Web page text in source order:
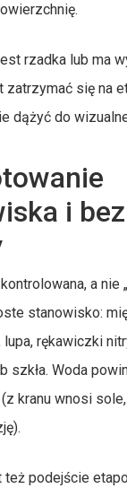
rzadka lub ma
zatrzymać się na
dążyć do
i
a nie
stanowisko:
lupa, rękawiczki
szkła. Woda
(z kranu wnosi
też podejście